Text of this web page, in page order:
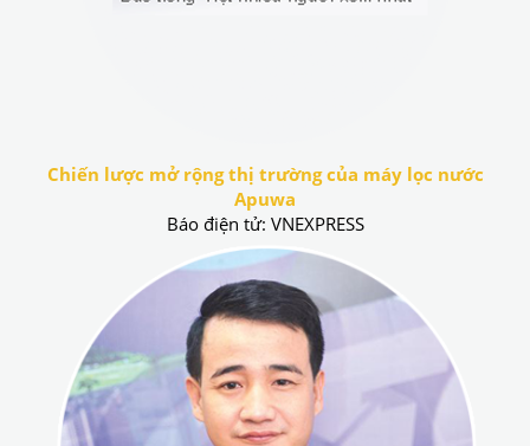
Chiến lược mở rộng thị trường của máy lọc nước
Apuwa
Báo điện tử: VNEXPRESS